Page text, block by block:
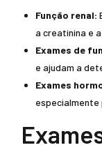
Função renal:
a creatinina e a
Exames de
e ajudam a
Exames
especialmente